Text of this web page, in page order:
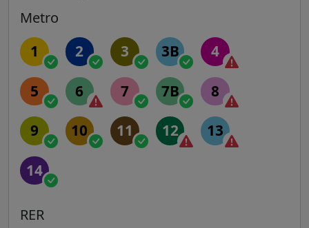
Metro
1 2 3 3B 4
5 6 7 7B 8
9 10 11 12 13
14
RER